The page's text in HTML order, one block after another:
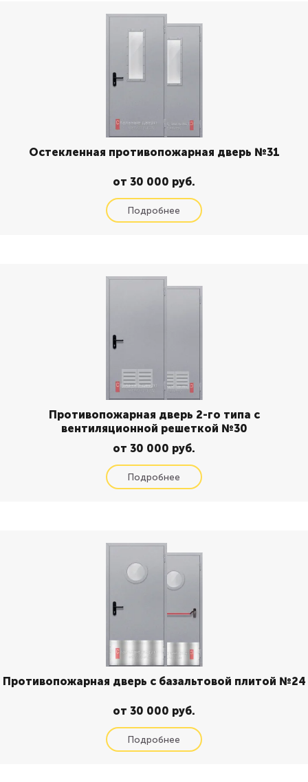
Остекленная противопожарная дверь №31
от 30 000 руб.
Противопожарная дверь 2-го типа с
вентиляционной решеткой №30
от 30 000 руб.
Противопожарная дверь с базальтовой плитой №24
от 30 000 руб.